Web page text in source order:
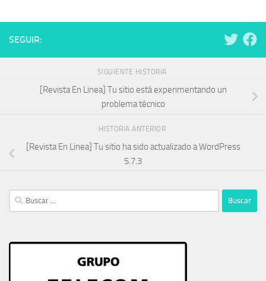
SEGUIR:
SIGUIENTE HISTORIA
[Revista En Linea] Tu sitio está experimentando un
problema técnico
HISTORIA ANTERIOR
[Revista En Linea] Tu sitio ha sido actualizado a WordPress
5.7.3
Buscar: